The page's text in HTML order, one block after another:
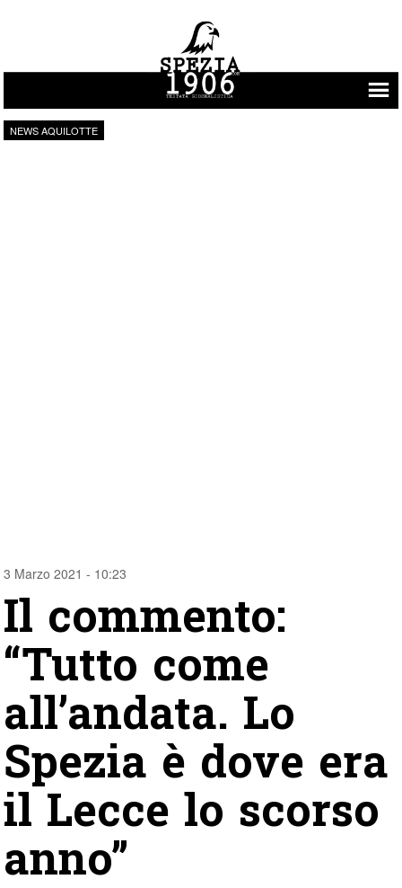
Vai al contenuto
NEWS AQUILOTTE
3 Marzo 2021 - 10:23
Il commento:
“Tutto come
all’andata. Lo
Spezia è dove era
il Lecce lo scorso
anno”